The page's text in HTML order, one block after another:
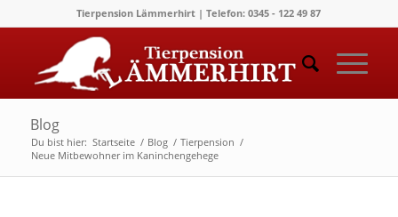
Tierpension Lämmerhirt | Telefon: 0345 - 122 49 87
Blog
Du bist hier: Startseite / Blog / Tierpension /
Neue Mitbewohner im Kaninchengehege